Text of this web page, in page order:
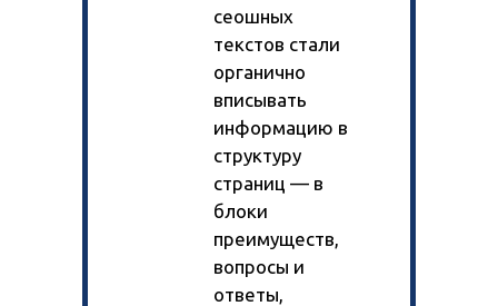
сеошных
текстов стали
органично
вписывать
информацию в
структуру
страниц — в
блоки
преимуществ,
вопросы и
ответы,